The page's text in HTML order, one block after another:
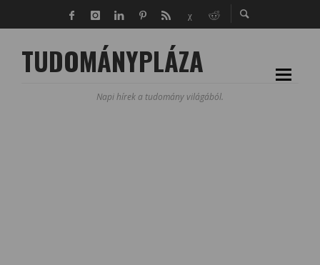
TUDOMÁNYPLÁZA
Napi hírek a tudomány világából.